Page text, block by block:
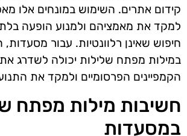
קידום אתרים. השימוש במונחים אלו
למקד את מאמציהם ולמנוע הופעה
חיפוש שאינן רלוונטיות. עבור
במילות מפתח שלילות יכולה לשדרג
הקמפיינים הפרסומיים ולמקד את
חשיבות מילות מפתח
במסעדות